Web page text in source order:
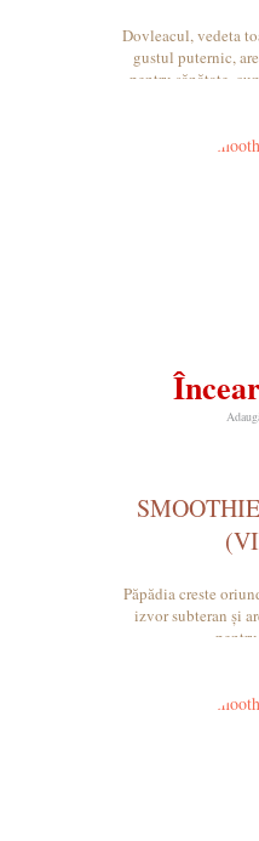
Dovleacul, vedeta
gustul puternic,
pentru sănătate,
Păpădia creste
izvor subteran și